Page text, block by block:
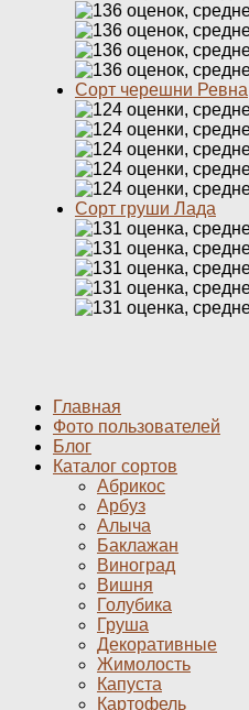
Сорт черешни Ревна
Сорт груши Лада
Главная
Фото пользователей
Блог
Каталог сортов
Абрикос
Арбуз
Алыча
Баклажан
Виноград
Вишня
Голубика
Груша
Декоративные
Жимолость
Капуста
Картофель